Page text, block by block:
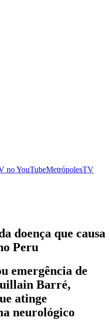
noYouTubeMetrópolesTV
doença que causa
Peru
emergência de
Barré,
atinge
neurológico